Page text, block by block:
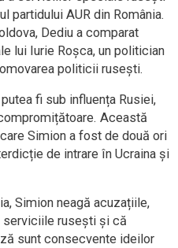
partidului AUR din România.
Dediu a comparat
lui Iurie Roșca, un politician
politicii rusești.
fi sub influența Rusiei,
Această
Simion a fost de două ori
de intrare în Ucraina și
Simion neagă acuzațiile,
serviciile rusești și că
sunt consecvente ideilor